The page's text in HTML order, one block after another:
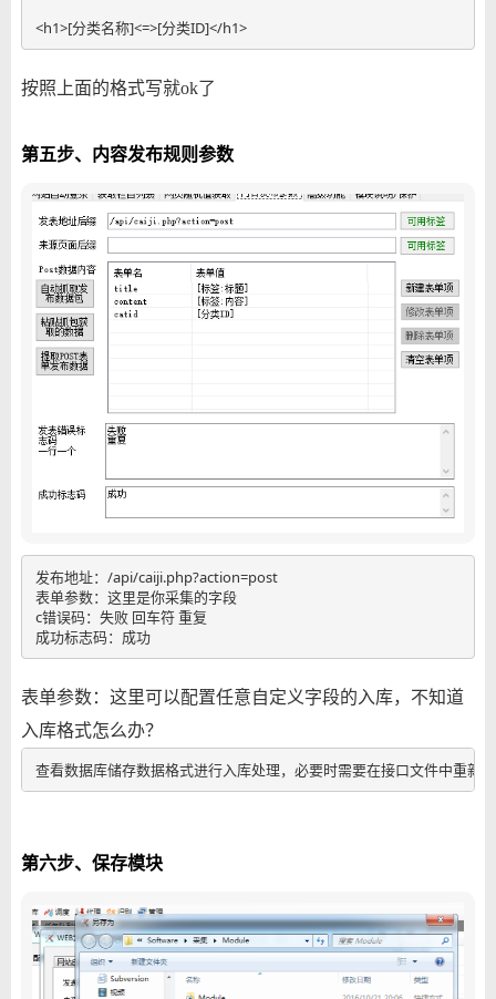
<h1>[分类名称]<=>[分类ID]</h1>
按照上面的格式写就ok了
第五步、内容发布规则参数
发布地址：/api/caiji.php?action=post
表单参数：这里是你采集的字段
c错误码：失败 回车符 重复
成功标志码：成功
表单参数：这里可以配置任意自定义字段的入库，不知道
入库格式怎么办？
查看数据库储存数据格式进行入库处理，必要时需要在接口文件中重新
第六步、保存模块